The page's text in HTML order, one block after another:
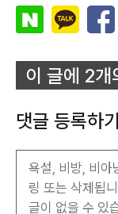
이 글에 2개
댓글 등록하기